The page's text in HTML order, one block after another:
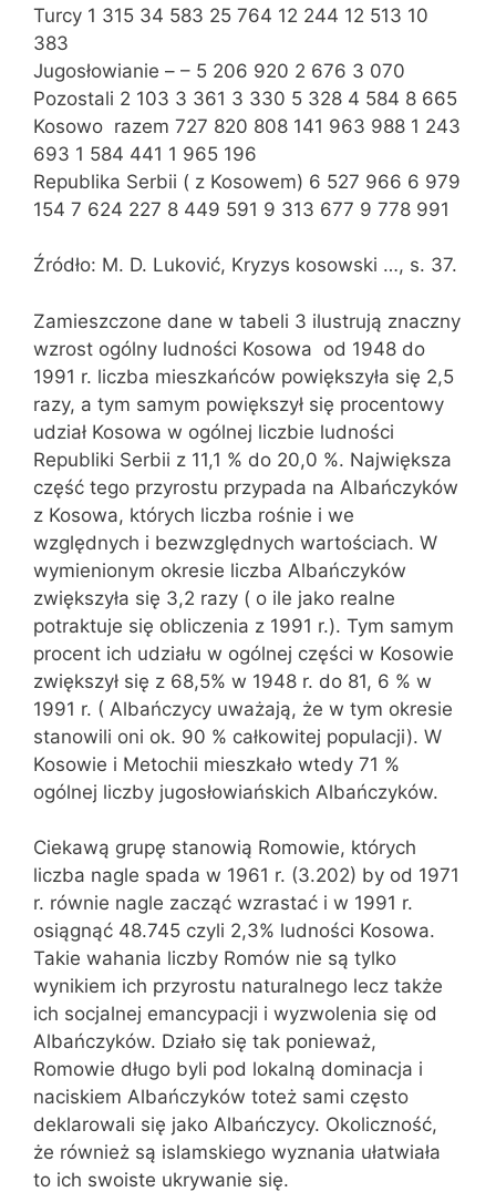
Turcy 1 315 34 583 25 764 12 244 12 513 10
383
Jugosłowianie – – 5 206 920 2 676 3 070
Pozostali 2 103 3 361 3 330 5 328 4 584 8 665
Kosowo  razem 727 820 808 141 963 988 1 243
693 1 584 441 1 965 196
Republika Serbii ( z Kosowem) 6 527 966 6 979
154 7 624 227 8 449 591 9 313 677 9 778 991
Źródło: M. D. Luković, Kryzys kosowski …, s. 37.
Zamieszczone dane w tabeli 3 ilustrują znaczny
wzrost ogólny ludności Kosowa  od 1948 do
1991 r. liczba mieszkańców powiększyła się 2,5
razy, a tym samym powiększył się procentowy
udział Kosowa w ogólnej liczbie ludności
Republiki Serbii z 11,1 % do 20,0 %. Największa
część tego przyrostu przypada na Albańczyków
z Kosowa, których liczba rośnie i we
względnych i bezwzględnych wartościach. W
wymienionym okresie liczba Albańczyków
zwiększyła się 3,2 razy ( o ile jako realne
potraktuje się obliczenia z 1991 r.). Tym samym
procent ich udziału w ogólnej części w Kosowie
zwiększył się z 68,5% w 1948 r. do 81, 6 % w
1991 r. ( Albańczycy uważają, że w tym okresie
stanowili oni ok. 90 % całkowitej populacji). W
Kosowie i Metochii mieszkało wtedy 71 %
ogólnej liczby jugosłowiańskich Albańczyków.
Ciekawą grupę stanowią Romowie, których
liczba nagle spada w 1961 r. (3.202) by od 1971
r. równie nagle zacząć wzrastać i w 1991 r.
osiągnąć 48.745 czyli 2,3% ludności Kosowa.
Takie wahania liczby Romów nie są tylko
wynikiem ich przyrostu naturalnego lecz także
ich socjalnej emancypacji i wyzwolenia się od
Albańczyków. Działo się tak ponieważ,
Romowie długo byli pod lokalną dominacja i
naciskiem Albańczyków toteż sami często
deklarowali się jako Albańczycy. Okoliczność,
że również są islamskiego wyznania ułatwiała
to ich swoiste ukrywanie się.